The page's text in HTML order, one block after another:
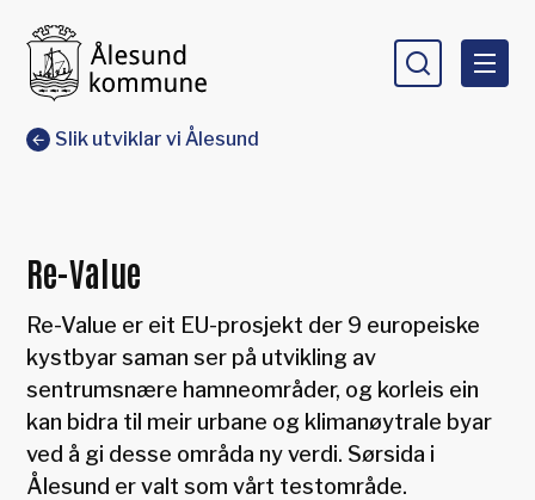
Du er her:
Slik utviklar vi Ålesund
Re-Value
Re-Value er eit EU-prosjekt der 9 europeiske
kystbyar saman ser på utvikling av
sentrumsnære hamneområder, og korleis ein
kan bidra til meir urbane og klimanøytrale byar
ved å gi desse områda ny verdi. Sørsida i
Ålesund er valt som vårt testområde.